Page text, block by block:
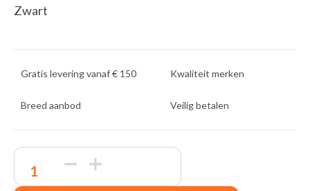
Zwart
Gratis levering vanaf € 150 Kwaliteit merken
Breed aanbod Veilig betalen
AC7380
|